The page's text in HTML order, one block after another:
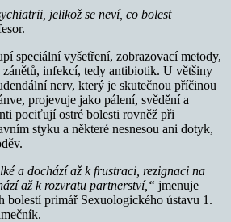
jelikož se neví, co bolest
speciální vyšetření, zobrazovací metody,
infekcí, tedy antibiotik. U většiny
nerv, který je skutečnou příčinou
projevuje jako pálení, svědění a
pociťují ostré bolesti rovněž při
styku a některé nesnesou ani dotyk,
a dochází až k frustraci, rezignaci na
až k rozvratu partnerství,“ jmenuje
bolestí primář Sexuologického ústavu 1.